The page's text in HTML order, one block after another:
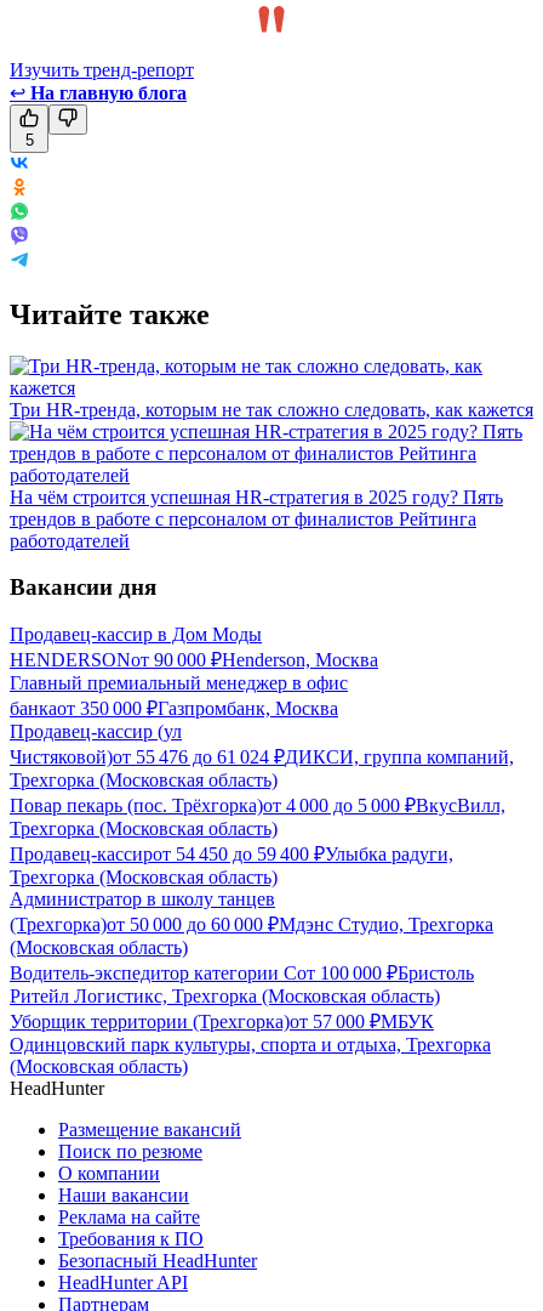
Изучить тренд-репорт
↩ На главную блога
5
Читайте также
Три HR-тренда, которым не так сложно следовать, как кажется
На чём строится успешная HR-стратегия в 2025 году? Пять
трендов в работе с персоналом от финалистов Рейтинга
работодателей
Вакансии дня
Продавец-кассир в Дом Моды
HENDERSONот 90 000 ₽Henderson, Москва
Главный премиальный менеджер в офис
банкаот 350 000 ₽Газпромбанк, Москва
Продавец-кассир (ул
Чистяковой)от 55 476 до 61 024 ₽ДИКСИ, группа компаний,
Трехгорка (Московская область)
Повар пекарь (пос. Трёхгорка)от 4 000 до 5 000 ₽ВкусВилл,
Трехгорка (Московская область)
Продавец-кассирот 54 450 до 59 400 ₽Улыбка радуги,
Трехгорка (Московская область)
Администратор в школу танцев
(Трехгорка)от 50 000 до 60 000 ₽Мдэнс Студио, Трехгорка
(Московская область)
Водитель-экспедитор категории Сот 100 000 ₽Бристоль
Ритейл Логистикс, Трехгорка (Московская область)
Уборщик территории (Трехгорка)от 57 000 ₽МБУК
Одинцовский парк культуры, спорта и отдыха, Трехгорка
(Московская область)
HeadHunter
Размещение вакансий
Поиск по резюме
О компании
Наши вакансии
Реклама на сайте
Требования к ПО
Безопасный HeadHunter
HeadHunter API
Партнерам